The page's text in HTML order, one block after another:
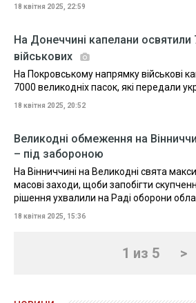
18 квітня 2025, 22:59
На Донеччині капелани освятили
військових
На Покровському напрямку військові
7000 великодніх пасок, які передали
18 квітня 2025, 20:52
Великодні обмеження на
– під забороною
На Вінниччині на Великодні свята
масові заходи, щоби запобігти
рішення ухвалили на Раді оборони
18 квітня 2025, 15:36
1 из 5 >